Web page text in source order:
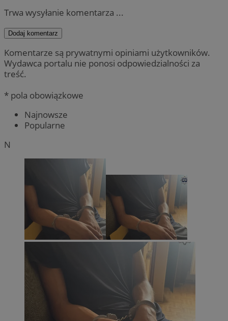
Trwa wysyłanie komentarza ...
Dodaj komentarz
Komentarze są prywatnymi opiniami użytkowników.
Wydawca portalu nie ponosi odpowiedzialności za
treść.
* pola obowiązkowe
Najnowsze
Popularne
N